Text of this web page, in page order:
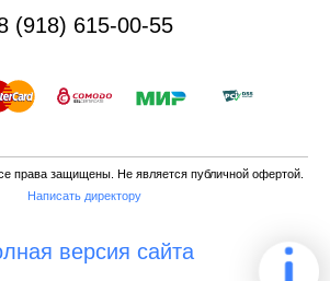
(918) 615-00-55
права защищены. Не является публичной офертой.
Написать директору
версия сайта